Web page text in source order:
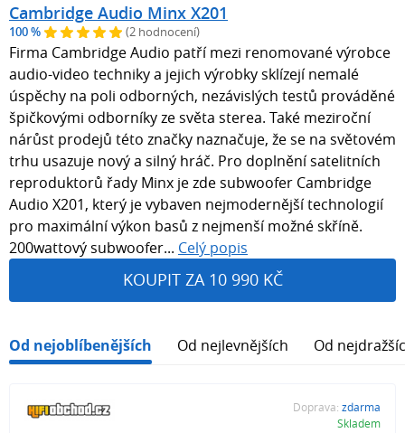
Cambridge Audio Minx X201
100 % (2 hodnocení)
Firma Cambridge Audio patří mezi renomované výrobce
audio-video techniky a jejich výrobky sklízejí nemalé
úspěchy na poli odborných, nezávislých testů prováděné
špičkovými odborníky ze světa sterea. Také meziroční
nárůst prodejů této značky naznačuje, že se na světovém
trhu usazuje nový a silný hráč. Pro doplnění satelitních
reproduktorů řady Minx je zde subwoofer Cambridge
Audio X201, který je vybaven nejmodernější technologií
pro maximální výkon basů z nejmenší možné skříně.
200wattový subwoofer... Celý popis
KOUPIT ZA 10 990 KČ
Od nejoblíbenějších Od nejlevnějších Od
Doprava: zdarma
Skladem